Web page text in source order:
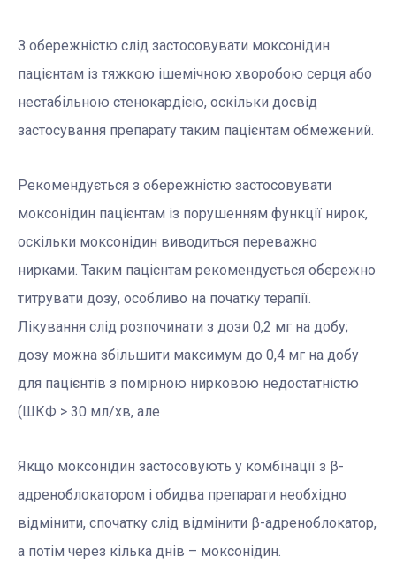
З обережністю слід застосовувати моксонідин
пацієнтам із тяжкою ішемічною хворобою серця або
нестабільною стенокардією, оскільки досвід
застосування препарату таким пацієнтам обмежений.
Рекомендується з обережністю застосовувати
моксонідин пацієнтам із порушенням функції нирок,
оскільки моксонідин виводиться переважно
нирками. Таким пацієнтам рекомендується обережно
титрувати дозу, особливо на початку терапії.
Лікування слід розпочинати з дози 0,2 мг на добу;
дозу можна збільшити максимум до 0,4 мг на добу
для пацієнтів з помірною нирковою недостатністю
(ШКФ > 30 мл/хв, але
Якщо моксонідин застосовують у комбінації з β-
адреноблокатором і обидва препарати необхідно
відмінити, спочатку слід відмінити β-адреноблокатор,
а потім через кілька днів – моксонідин.